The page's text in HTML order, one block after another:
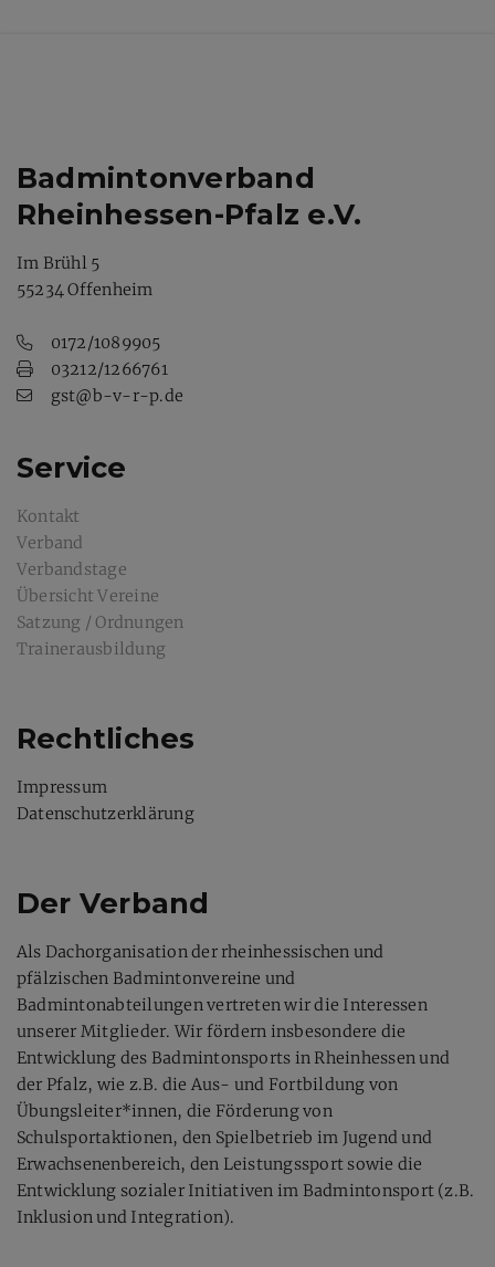
Badmintonverband
Rheinhessen-Pfalz e.V.
Im Brühl 5
55234 Offenheim
0172/1089905
03212/1266761
gst@b-v-r-p.de
Service
Kontakt
Verband
Verbandstage
Übersicht Vereine
Satzung / Ordnungen
Trainerausbildung
Rechtliches
Impressum
Datenschutzerklärung
Der Verband
Als Dachorganisation der rheinhessischen und
pfälzischen Badmintonvereine und
Badmintonabteilungen vertreten wir die Interessen
unserer Mitglieder. Wir fördern insbesondere die
Entwicklung des Badmintonsports in Rheinhessen und
der Pfalz, wie z.B. die Aus- und Fortbildung von
Übungsleiter*innen, die Förderung von
Schulsportaktionen, den Spielbetrieb im Jugend und
Erwachsenenbereich, den Leistungssport sowie die
Entwicklung sozialer Initiativen im Badmintonsport (z.B.
Inklusion und Integration).